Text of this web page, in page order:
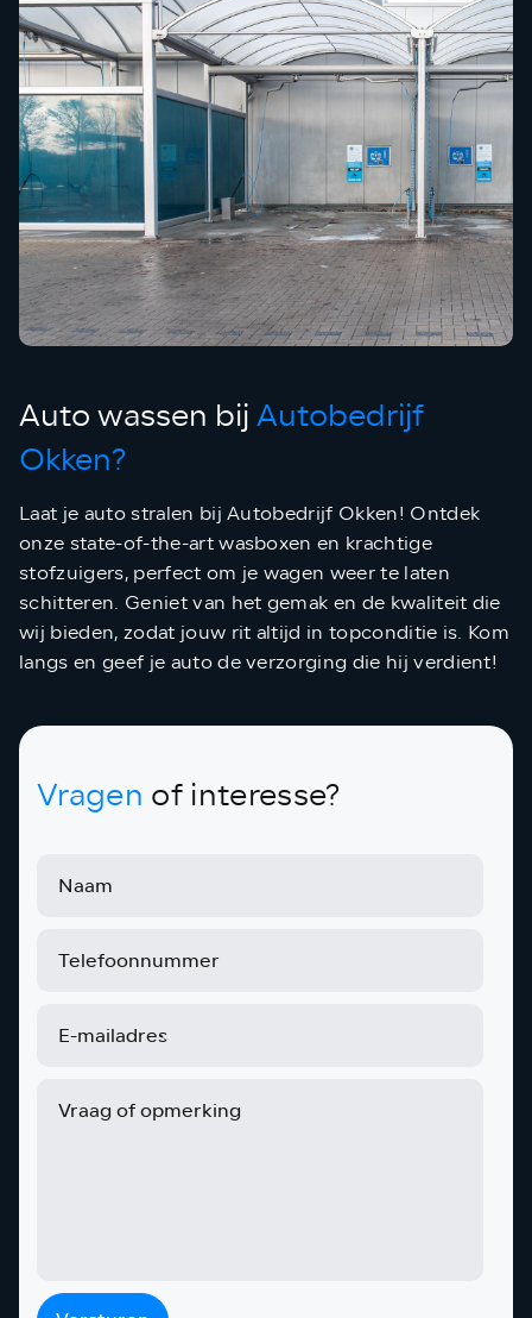
Auto wassen bijAutobedrijf
Okken?
Laat je auto stralen bij Autobedrijf Okken! Ontdek
onze state-of-the-art wasboxen en krachtige
stofzuigers, perfect om je wagen weer te laten
schitteren. Geniet van het gemak en de kwaliteit die
wij bieden, zodat jouw rit altijd in topconditie is. Kom
langs en geef je auto de verzorging die hij verdient!
Vragen of interesse?